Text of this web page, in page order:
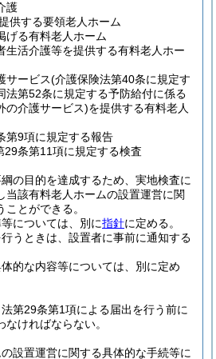
護
供する要領老人ホーム
げる有料老人ホーム
生活介護等を提供する有料老人ホー
サービス(介護保険法第40条に規定す
法第52条に規定する予防給付に係る
の介護サービス)を提供する有料老人
9項に規定する報告
条第11項に規定する検査
の目的を達成するため、実地検査に
当該有料老人ホームの設置運営に関
とができる。
については、別に指針に定める。
うときは、設置者に事前に通知する
的な内容等については、別に定め
第29条第1項による届出を行う前に
ければならない。
設置運営に関する具体的な手続等に